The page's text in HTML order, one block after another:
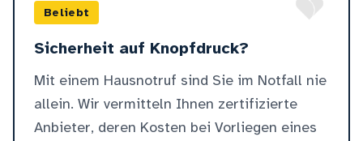
Beliebt
Sicherheit auf Knopfdruck?
Mit einem Hausnotruf sind Sie im Notfall nie
allein. Wir vermitteln Ihnen zertifizierte
Anbieter, deren Kosten bei Vorliegen eines